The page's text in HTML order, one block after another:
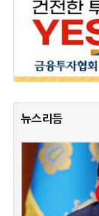
뉴스리듬